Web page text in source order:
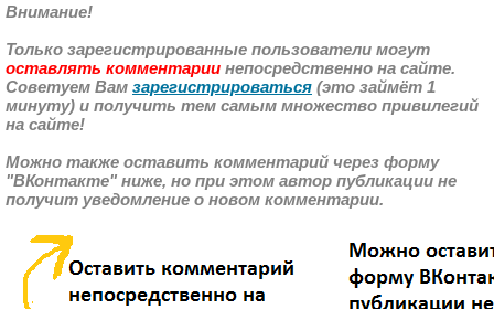
Внимание!
Только зарегистрированные пользователи могут
оставлять комментарии непосредственно на сайте.
Советуем Вам зарегистрироваться (это займёт 1
минуту) и получить тем самым множество привилегий
на сайте!
Можно также оставить комментарий через форму
"ВКонтакте" ниже, но при этом автор публикации не
получит уведомление о новом комментарии.